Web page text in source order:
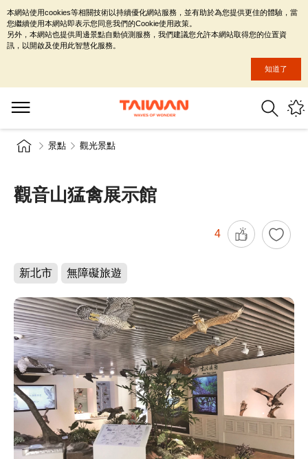
景點 觀光景點
觀音山猛禽展示館
4
新北市 無障礙旅遊
本網站使用cookies等相關技術以持續優化網站服務，並有助於為您提供更佳的體驗，當
您繼續使用本網站即表示您同意我們的Cookie使用政策。
另外，本網站也提供周邊景點自動偵測服務，我們建議您允許本網站取得您的位置資
訊，以開啟及使用此智慧化服務。
知道了